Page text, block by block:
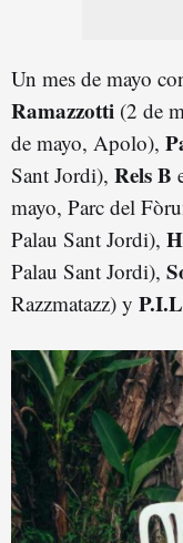
Un mes de mayo
Ramazzotti (2 de
de mayo, Apolo),
Sant Jordi), Rels B
mayo, Parc del
Palau Sant Jordi),
Palau Sant Jordi),
Razzmatazz) y P.I.L